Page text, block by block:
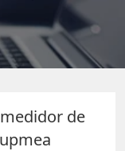
de